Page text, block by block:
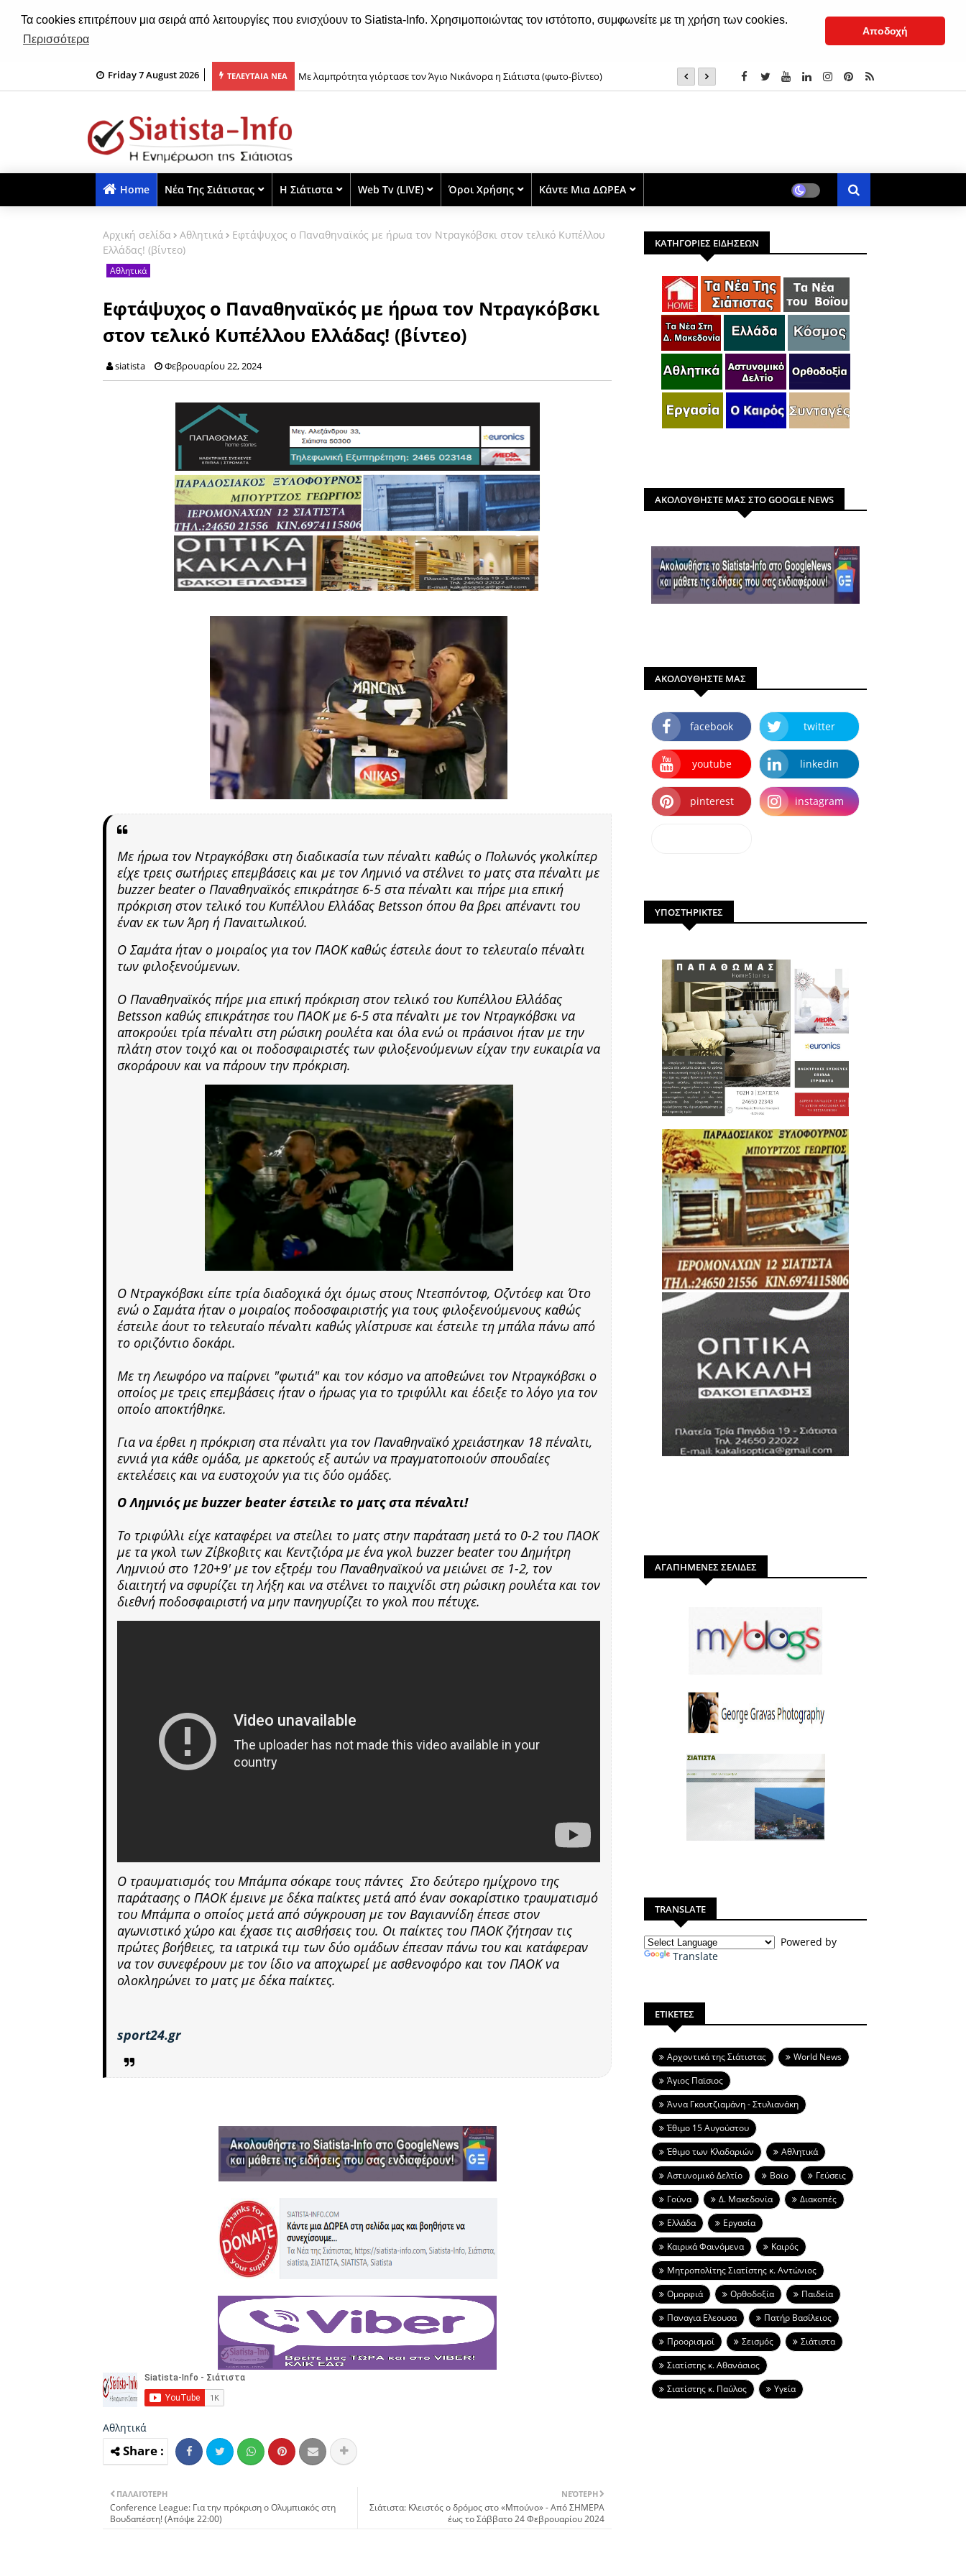
Τα cookies επιτρέπουν μια σειρά από λειτουργίες που ενισχύουν το Siatista-Info. Χρησιμοποιώντας τον ιστότοπο, συμφωνείτε με τη χρήση των cookies.
Περισσότερα
Αποδοχή
Friday 7 August 2026 ΤΕΛΕΥΤΑΙΑ ΝΕΑ
Σιάτιστα: O καιρός το Σαββατοκύριακο, 8 και 9 Αυγούστου 2026
Να νηστέψεις για την Παναγία
Home Νέα Της Σιάτιστας Η Σιάτιστα Web Tv (LIVE) Όροι Χρήσης Κάντε Μια ΔΩΡΕΑ
Αρχική σελίδα Αθλητικά
Εφτάψυχος ο Παναθηναϊκός με ήρωα τον Ντραγκόβσκι στον τελικό Κυπέλλου
Ελλάδας! (βίντεο)
Αθλητικά
Εφτάψυχος ο Παναθηναϊκός με ήρωα τον Ντραγκόβσκι
στον τελικό Κυπέλλου Ελλάδας! (βίντεο)
siatista Φεβρουαρίου 22, 2024
Με ήρωα τον Ντραγκόβσκι στη διαδικασία των πέναλτι καθώς ο Πολωνός γκολκίπερ
είχε τρεις σωτήριες επεμβάσεις και με τον Λημνιό να στέλνει το ματς στα πέναλτι με
buzzer beater ο Παναθηναϊκός επικράτησε 6-5 στα πέναλτι και πήρε μια επική
πρόκριση στον τελικό του Κυπέλλου Ελλάδας Betsson όπου θα βρει απέναντι του
έναν εκ των Άρη ή Παναιτωλικού.
Ο Σαμάτα ήταν ο μοιραίος για τον ΠΑΟΚ καθώς έστειλε άουτ το τελευταίο πέναλτι
των φιλοξενούμενων.
Ο Παναθηναϊκός πήρε μια επική πρόκριση στον τελικό του Κυπέλλου Ελλάδας
Betsson καθώς επικράτησε του ΠΑΟΚ με 6-5 στα πέναλτι με τον Ντραγκόβσκι να
αποκρούει τρία πέναλτι στη ρώσικη ρουλέτα και όλα ενώ οι πράσινοι ήταν με την
πλάτη στον τοιχό και οι ποδοσφαιριστές των φιλοξενούμενων είχαν την ευκαιρία να
σκοράρουν και να πάρουν την πρόκριση.
Ο Ντραγκόβσκι είπε τρία διαδοχικά όχι όμως στους Ντεσπόντοφ, Οζντόεφ και Ότο
ενώ ο Σαμάτα ήταν ο μοιραίος ποδοσφαιριστής για τους φιλοξενούμενους καθώς
έστειλε άουτ το τελευταίο πέναλτι καθώς γλίστρυσε και έστειλε τη μπάλα πάνω από
το οριζόντιο δοκάρι.
Με τη Λεωφόρο να παίρνει "φωτιά" και τον κόσμο να αποθεώνει τον Ντραγκόβσκι ο
οποίος με τρεις επεμβάσεις ήταν ο ήρωας για το τριφύλλι και έδειξε το λόγο για τον
οποίο αποκτήθηκε.
Για να έρθει η πρόκριση στα πέναλτι για τον Παναθηναϊκό χρειάστηκαν 18 πέναλτι,
εννιά για κάθε ομάδα, με αρκετούς εξ αυτών να πραγματοποιούν σπουδαίες
εκτελέσεις και να ευστοχούν για τις δύο ομάδες.
Ο Λημνιός με buzzer beater έστειλε το ματς στα πέναλτι!
Το τριφύλλι είχε καταφέρει να στείλει το ματς στην παράταση μετά το 0-2 του ΠΑΟΚ
με τα γκολ των Ζίβκοβιτς και Κεντζιόρα με ένα γκολ buzzer beater του Δημήτρη
Λημνιού στο 120+9' με τον εξτρέμ του Παναθηναϊκού να μειώνει σε 1-2, τον
διαιτητή να σφυρίζει τη λήξη και να στέλνει το παιχνίδι στη ρώσικη ρουλέτα και τον
διεθνή ποδοσφαιριστή να μην πανηγυρίζει το γκολ που πέτυχε.
Ο τραυματισμός του Μπάμπα σόκαρε τους πάντες Στο δεύτερο ημίχρονο της
παράτασης ο ΠΑΟΚ έμεινε με δέκα παίκτες μετά από έναν σοκαρίστικο τραυματισμό
του Μπάμπα ο οποίος μετά από σύγκρουση με τον Βαγιαννίδη έπεσε στον
αγωνιστικό χώρο και έχασε τις αισθήσεις του. Οι παίκτες του ΠΑΟΚ ζήτησαν τις
πρώτες βοήθειες, τα ιατρικά τιμ των δύο ομάδων έπεσαν πάνω του και κατάφεραν
να τον συνεφέρουν με τον ίδιο να αποχωρεί με ασθενοφόρο και τον ΠΑΟΚ να
ολοκληρώνει το ματς με δέκα παίκτες.
sport24.gr
Αθλητικά
ΝΕΌΤΕΡΗ
Σιάτιστα: Κλειστός ο δρόμος στο «Μπούνο» - Από ΣΗΜΕΡΑ
έως το Σάββατο 24 Φεβρουαρίου 2024
ΠΑΛΑΙΌΤΕΡΗ
Conference League: Για την πρόκριση ο Ολυμπιακός στη
Βουδαπέστη! (Απόψε 22:00)
ΚΑΤΗΓΟΡΙΕΣ ΕΙΔΗΣΕΩΝ
ΑΚΟΛΟΥΘΗΣΤΕ ΜΑΣ ΣΤΟ GOOGLE NEWS
ΑΚΟΛΟΥΘΗΣΤΕ ΜΑΣ
facebook twitter
youtube linkedin
pinterest instagram
ΥΠΟΣΤΗΡΙΚΤΕΣ
ΑΓΑΠΗΜΕΝΕΣ ΣΕΛΙΔΕΣ
TRANSLATE
Powered by
Translate
ΕΤΙΚΕΤΕΣ
Aρχοντικά της Σιάτιστας
World News
Άγιος Παϊσιος
Άννα Γκουτζιαμάνη - Στυλιανάκη
Έθιμο 15 Αυγούστου
Έθιμο των Κλαδαριών
Αθλητικά
Αστυνομικό Δελτίο
Βοϊο
Γεύσεις
Γούνα
Δ. Μακεδονία
Διακοπές
Ελλάδα
Εργασία
Καιρικά Φαινόμενα
Καιρός
Μητροπολίτης Σιατίστης κ. Αντώνιος
Ομορφιά
Ορθοδοξία
Παιδεία
Παναγια Ελεουσα
Πατήρ Βασίλειος
Προορισμοί
Σεισμός
Σιάτιστα
Σιατίστης κ. Αθανάσιος
Σιατίστης κ. Παύλος
Υγεία